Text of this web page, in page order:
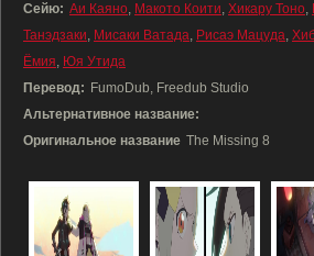
Сейю: Аи Каяно, Макото Коити, Хикару Тоно,
Танэдзаки, Мисаки Ватада, Рисаэ Мацуда,
Ёмия, Юя Утида
Перевод: FumoDub, Freedub Studio
Альтернативное название:
Оригинальное название The Missing 8